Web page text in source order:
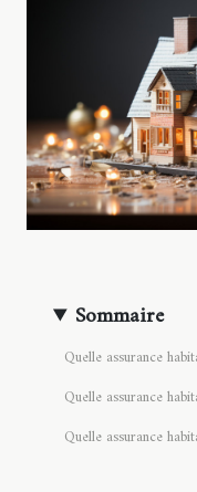
Sommaire
Quelle assurance
Quelle assurance
Quelle assurance